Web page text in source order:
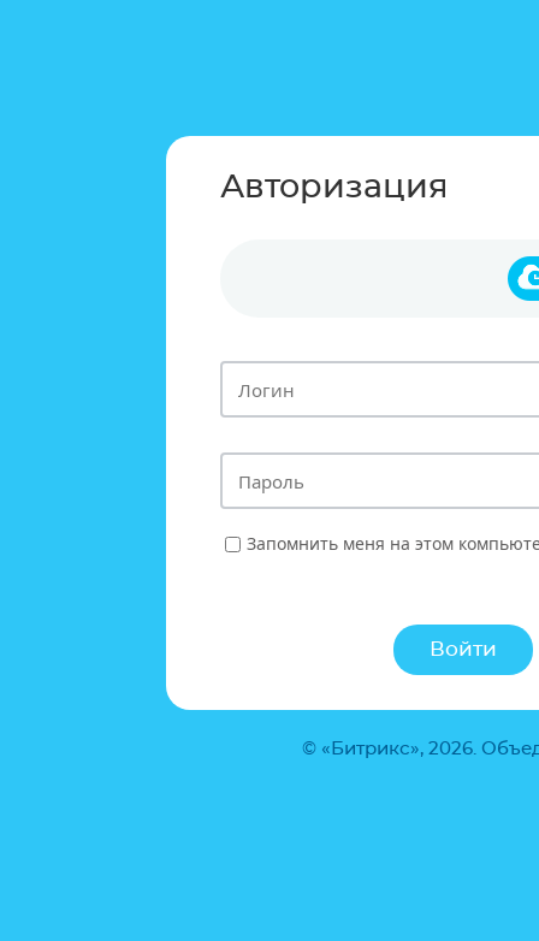
Авторизация
Запомнить меня на этом
© «Битрикс», 2026.